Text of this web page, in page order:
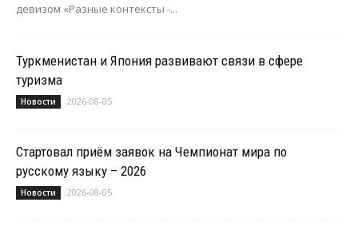
девизом «Разные контексты -...
Туркменистан и Япония развивают связи в сфере
туризма
Новости 2026-08-05
Стартовал приём заявок на Чемпионат мира по
русскому языку – 2026
Новости 2026-08-05